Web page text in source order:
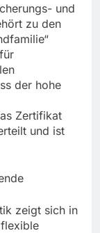
und
zu den
der hohe
Zertifikat
und ist
zeigt sich in